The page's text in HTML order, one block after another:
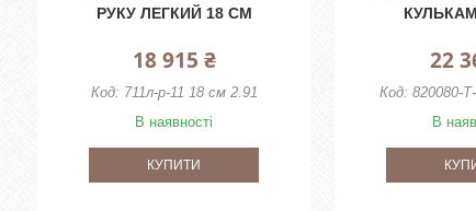
РУКУ ЛЕГКИЙ 18 СМ
18 915 ₴
711л-р-11 18 см 2.91
В наявності
КУПИТИ
22
820080-
В